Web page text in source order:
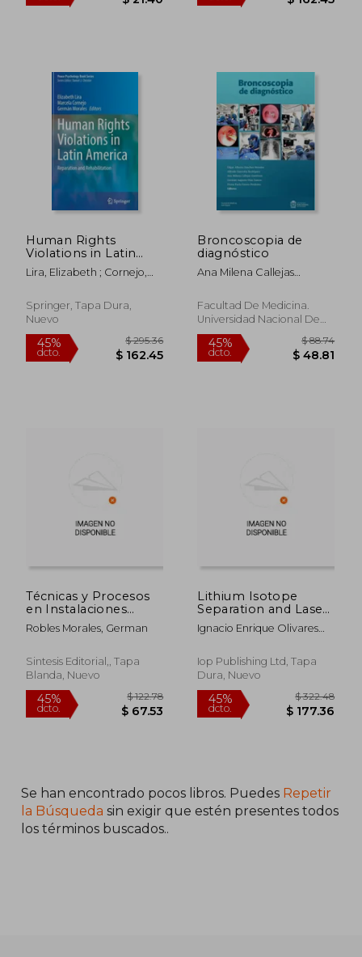
45% 45%
Human Rights
Violations in Latin
America: Reparation
and Rehabilitation
Lira, Elizabeth ; Cornejo,
Springer, Tapa Dura,
Nuevo
45%
dcto.
$ 295.36
$ 162.45
Broncoscopia de
diagnóstico
Ana Milena Callejas
Saavedra Rodríguez;Edgar
Alberto Sánchez
Morales;Germán Augusto
Díaz Santos
Facultad De Medicina.
Universidad Nacional De
Colombia, 2026, Tapa
Blanda, Nuevo
45%
dcto. $
Técnicas y Procesos
en Instalaciones
Eléctricas
Robles Morales, German
Sintesis Editorial,, Tapa
Blanda, Nuevo
Lithium Isotope
Separation and Laser
Cooling:
Experimental
Sources and
Applications) (en
Ignacio Enrique Olivares
Patricio Carrazana Morales
Iop Publishing Ltd, Tapa
Dura, Nuevo
Se han encontrado pocos libros. Puedes Repetir
la Búsqueda sin exigir que estén presentes todos
los términos buscados..